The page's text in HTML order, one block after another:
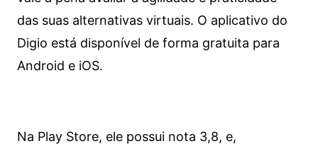
das suas alternativas virtuais. O aplicativo do
Digio está disponível de forma gratuita para
Android e iOS.
Na Play Store, ele possui nota 3,8, e,